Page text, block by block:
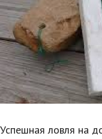
Политика
Образование
В мире
Культура
Авто, мото
Спорт
Успешная ловля на